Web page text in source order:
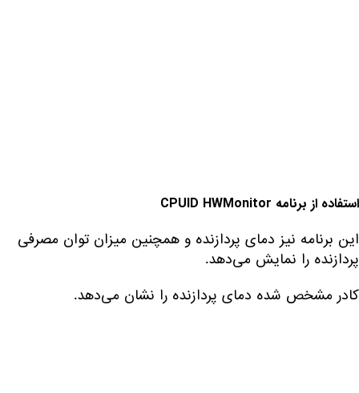
استفاده از برنامه CPUID HWMonitor
این برنامه نیز دمای پردازنده و همچنین میزان توان مصرفی
پردازنده را نمایش می‌دهد.
کادر مشخص شده دمای پردازنده را نشان می‌دهد.